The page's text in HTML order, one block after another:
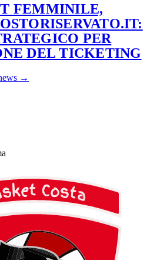
FEMMINILE,
PER
DEL TICKETING
→